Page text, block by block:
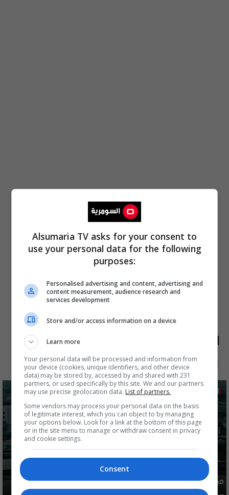
الأكثر قراءة
الآن 48 ساعة 7 أيام شهر
مصدر يوضح ما حصل في بغداد ليلة امس وفجر اليوم
Alsumaria TV asks for your consent to
use your personal data for the following
purposes:
Personalised advertising and content, advertising and
content measurement, audience research and
services development
Store and/or access information on a device
Learn more
Your personal data will be processed and information from
your device (cookies, unique identifiers, and other device
data) may be stored by, accessed by and shared with 231
partners, or used specifically by this site. We and our partners
may use precise geolocation data. List of partners.
Some vendors may process your personal data on the basis
of legitimate interest, which you can object to by managing
your options below. Look for a link at the bottom of this page
or in the site menu to manage or withdraw consent in privacy
and cookie settings.
Consent